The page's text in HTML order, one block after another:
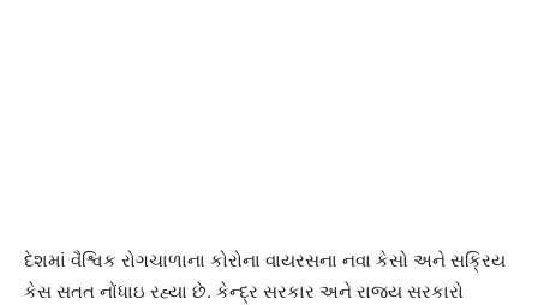
દેશમાં વૈશ્વિક રોગચાળાના કોરોના વાયરસના નવા કેસો અને સક્રિય
કેસ સતત નોંધાઇ રહ્યા છે. કેન્દ્ર સરકાર અને રાજ્ય સરકારો